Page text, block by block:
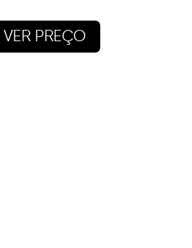
VER PREÇO